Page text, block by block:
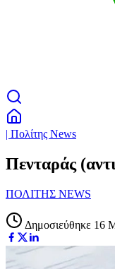
| Πολίτης News
Πενταράς
ΠΟΛΙΤΗΣ NEWS
Δημοσιεύθηκε 16